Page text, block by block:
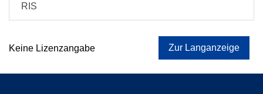
RIS
Keine Lizenzangabe Zur Langanzeige